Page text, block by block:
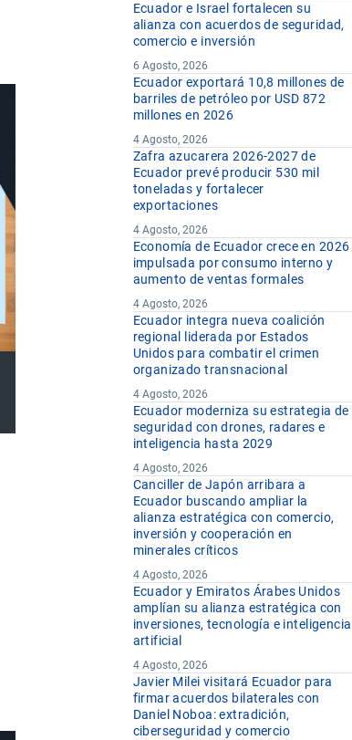
Ecuador e Israel fortalecen su
alianza con acuerdos de seguridad,
comercio e inversión
6 Agosto, 2026
Ecuador exportará 10,8 millones de
barriles de petróleo por USD 872
millones en 2026
4 Agosto, 2026
Zafra azucarera 2026-2027 de
Ecuador prevé producir 530 mil
toneladas y fortalecer
exportaciones
4 Agosto, 2026
Economía de Ecuador crece en 2026
impulsada por consumo interno y
aumento de ventas formales
4 Agosto, 2026
Ecuador integra nueva coalición
regional liderada por Estados
Unidos para combatir el crimen
organizado transnacional
4 Agosto, 2026
Ecuador moderniza su estrategia de
seguridad con drones, radares e
inteligencia hasta 2029
4 Agosto, 2026
Canciller de Japón arribara a
Ecuador buscando ampliar la
alianza estratégica con comercio,
inversión y cooperación en
minerales críticos
4 Agosto, 2026
Ecuador y Emiratos Árabes Unidos
amplían su alianza estratégica con
inversiones, tecnología e inteligencia
artificial
4 Agosto, 2026
Javier Milei visitará Ecuador para
firmar acuerdos bilaterales con
Daniel Noboa: extradición,
ciberseguridad y comercio